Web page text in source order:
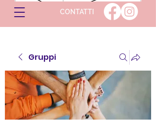
CONTATTI
Gruppi